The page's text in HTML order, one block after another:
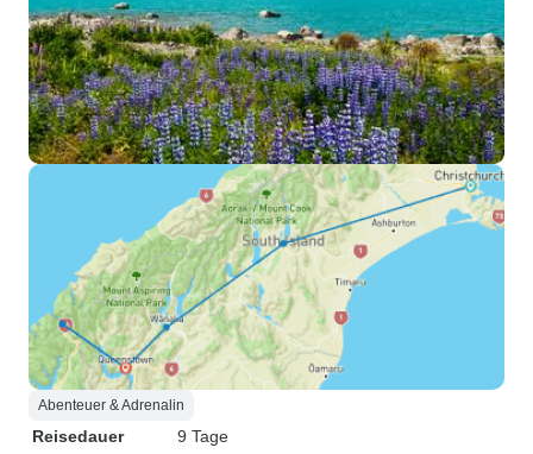
Abenteuer & Adrenalin
Reisedauer
9 Tage